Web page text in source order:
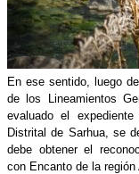
En ese sentido, luego
de los Lineamientos
evaluado el
Distrital de Sarhua, se
debe obtener el
con Encanto de la región